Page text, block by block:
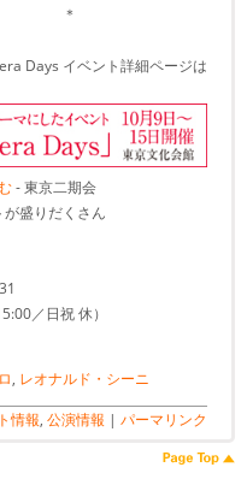
＊
Days イベント詳細ページは
- 東京二期会
盛りだくさん
／日祝 休）
, レオナルド・シーニ
情報, 公演情報 | パーマリンク